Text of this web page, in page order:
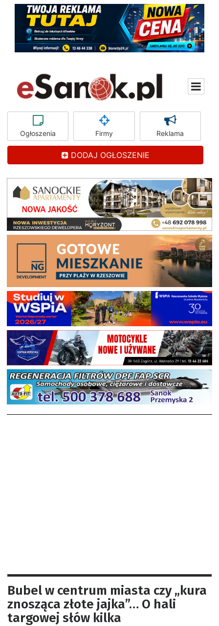
Ogłoszenia Firmy Reklama
DODAJ OGŁOSZENIE
Bubel w centrum miasta czy „kura
znosząca złote jajka”… O hali
targowej słów kilka